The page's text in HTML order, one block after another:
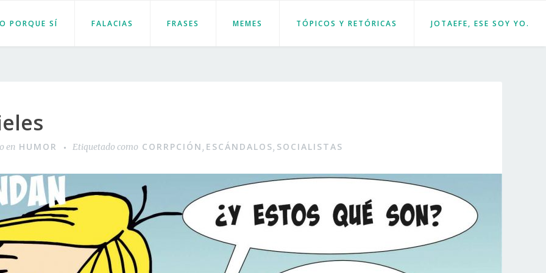
PORQUE SÍ FALACIAS FRASES MEMES TÓPICOS Y RETÓRICAS JOTAEFE, ESE SOY YO.
en HUMOR Etiquetado como CORRPCIÓN, ESCÁNDALOS, SOCIALISTAS